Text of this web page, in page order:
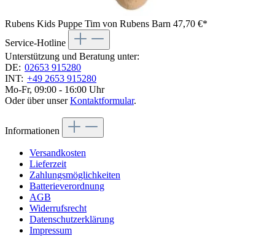
Rubens Kids Puppe Tim von Rubens Barn 47,70 €*
Service-Hotline
Unterstützung und Beratung unter:
DE: 02653 915280
INT: +49 2653 915280
Mo-Fr, 09:00 - 16:00 Uhr
Oder über unserKontaktformular.
Informationen
Versandkosten
Lieferzeit
Zahlungsmöglichkeiten
Batterieverordnung
AGB
Widerrufsrecht
Datenschutzerklärung
Impressum